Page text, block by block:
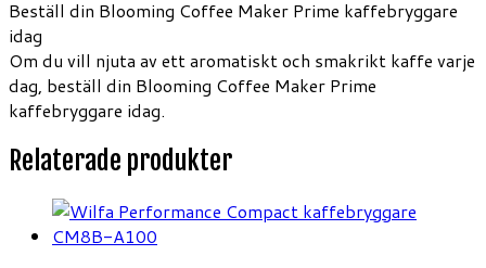
Beställ din Blooming Coffee Maker Prime kaffebryggare
idag
Om du vill njuta av ett aromatiskt och smakrikt kaffe varje
dag, beställ din Blooming Coffee Maker Prime
kaffebryggare idag.
Relaterade produkter